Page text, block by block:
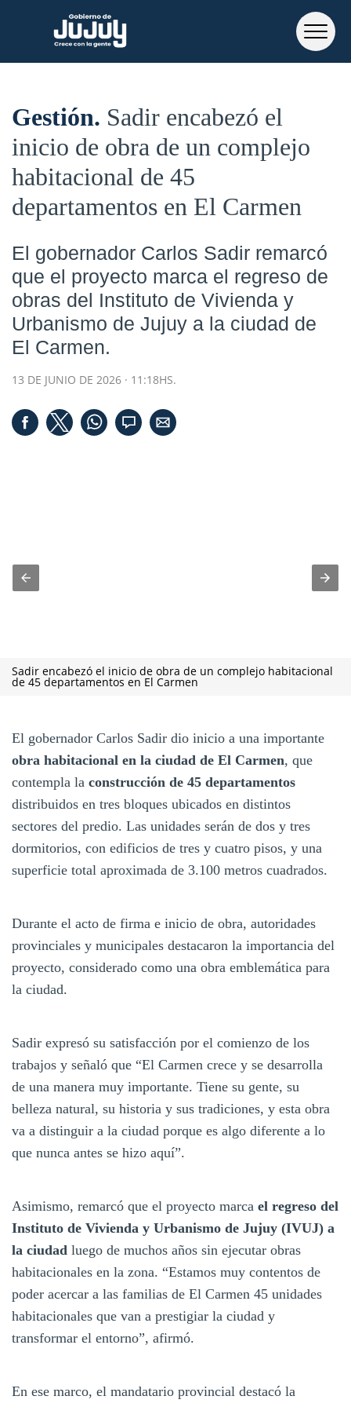
Gestión Sadir encabezó el
inicio de obra de un complejo
habitacional de 45
departamentos en El Carmen
El gobernador Carlos Sadir remarcó
que el proyecto marca el regreso de
obras del Instituto de Vivienda y
Urbanismo de Jujuy a la ciudad de
El Carmen.
13 DE JUNIO DE 2026 · 11:18HS.
Sadir encabezó el inicio de obra de un complejo habitacional
de 45 departamentos en El Carmen
El gobernador Carlos Sadir dio inicio a una importante
obra habitacional en la ciudad de El Carmen, que
contempla la construcción de 45 departamentos
distribuidos en tres bloques ubicados en distintos
sectores del predio. Las unidades serán de dos y tres
dormitorios, con edificios de tres y cuatro pisos, y una
superficie total aproximada de 3.100 metros cuadrados.
Durante el acto de firma e inicio de obra, autoridades
provinciales y municipales destacaron la importancia del
proyecto, considerado como una obra emblemática para
la ciudad.
Sadir expresó su satisfacción por el comienzo de los
trabajos y señaló que “El Carmen crece y se desarrolla
de una manera muy importante. Tiene su gente, su
belleza natural, su historia y sus tradiciones, y esta obra
va a distinguir a la ciudad porque es algo diferente a lo
que nunca antes se hizo aquí”.
Asimismo, remarcó que el proyecto marca el regreso del
Instituto de Vivienda y Urbanismo de Jujuy (IVUJ) a
la ciudad luego de muchos años sin ejecutar obras
habitacionales en la zona. “Estamos muy contentos de
poder acercar a las familias de El Carmen 45 unidades
habitacionales que van a prestigiar la ciudad y
transformar el entorno”, afirmó.
En ese marco, el mandatario provincial destacó la